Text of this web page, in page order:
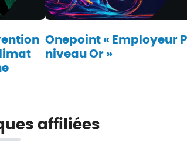
Onepoint « Employeur
niveau Or »
affiliées